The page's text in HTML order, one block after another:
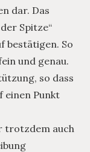
dar. Das
Spitze“
bestätigen. So
und genau.
so dass
einen Punkt
trotzdem auch